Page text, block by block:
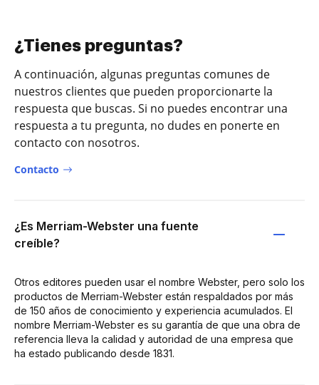
¿Tienes preguntas?
A continuación, algunas preguntas comunes de
nuestros clientes que pueden proporcionarte la
respuesta que buscas. Si no puedes encontrar una
respuesta a tu pregunta, no dudes en ponerte en
contacto con nosotros.
Contacto
¿Es Merriam-Webster una fuente
creíble?
Otros editores pueden usar el nombre Webster, pero solo los
productos de Merriam-Webster están respaldados por más
de 150 años de conocimiento y experiencia acumulados. El
nombre Merriam-Webster es su garantía de que una obra de
referencia lleva la calidad y autoridad de una empresa que
ha estado publicando desde 1831.